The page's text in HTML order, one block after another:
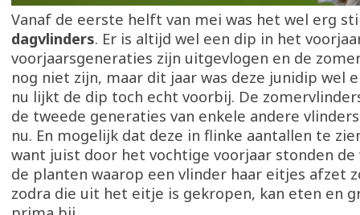
Vanaf de eerste helft van mei was het wel erg
dagvlinders. Er is altijd wel een dip in het
voorjaarsgeneraties zijn uitgevlogen en de
nog niet zijn, maar dit jaar was deze junidip wel
nu lijkt de dip toch echt voorbij. De
de tweede generaties van enkele andere
nu. En mogelijk dat deze in flinke aantallen te
want juist door het vochtige voorjaar stonden de
de planten waarop een vlinder haar eitjes afzet
zodra die uit het eitje is gekropen, kan eten en